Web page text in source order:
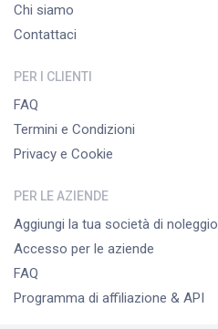
Chi siamo
Contattaci
PER I CLIENTI
FAQ
Termini e Condizioni
Privacy e Cookie
PER LE AZIENDE
Aggiungi la tua società di noleggio
Accesso per le aziende
FAQ
Programma di affiliazione & API